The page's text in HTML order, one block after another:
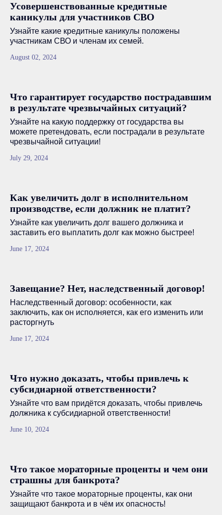
Усовершенствованные кредитные
каникулы для участников СВО
Узнайте какие кредитные каникулы положены
участникам СВО и членам их семей.
August 02, 2024
Что гарантирует государство пострадавшим
в результате чрезвычайных ситуаций?
Узнайте на какую поддержку от государства вы
можете претендовать, если пострадали в результате
чрезвычайной ситуации!
July 29, 2024
Как увеличить долг в исполнительном
производстве, если должник не платит?
Узнайте как увеличить долг вашего должника и
заставить его выплатить долг как можно быстрее!
June 17, 2024
Завещание? Нет, наследственный договор!
Наследственный договор: особенности, как
заключить, как он исполняется, как его изменить или
расторгнуть
June 17, 2024
Что нужно доказать, чтобы привлечь к
субсидиарной ответственности?
Узнайте что вам придётся доказать, чтобы привлечь
должника к субсидиарной ответственности!
June 10, 2024
Что такое мораторные проценты и чем они
страшны для банкрота?
Узнайте что такое мораторные проценты, как они
защищают банкрота и в чём их опасность!